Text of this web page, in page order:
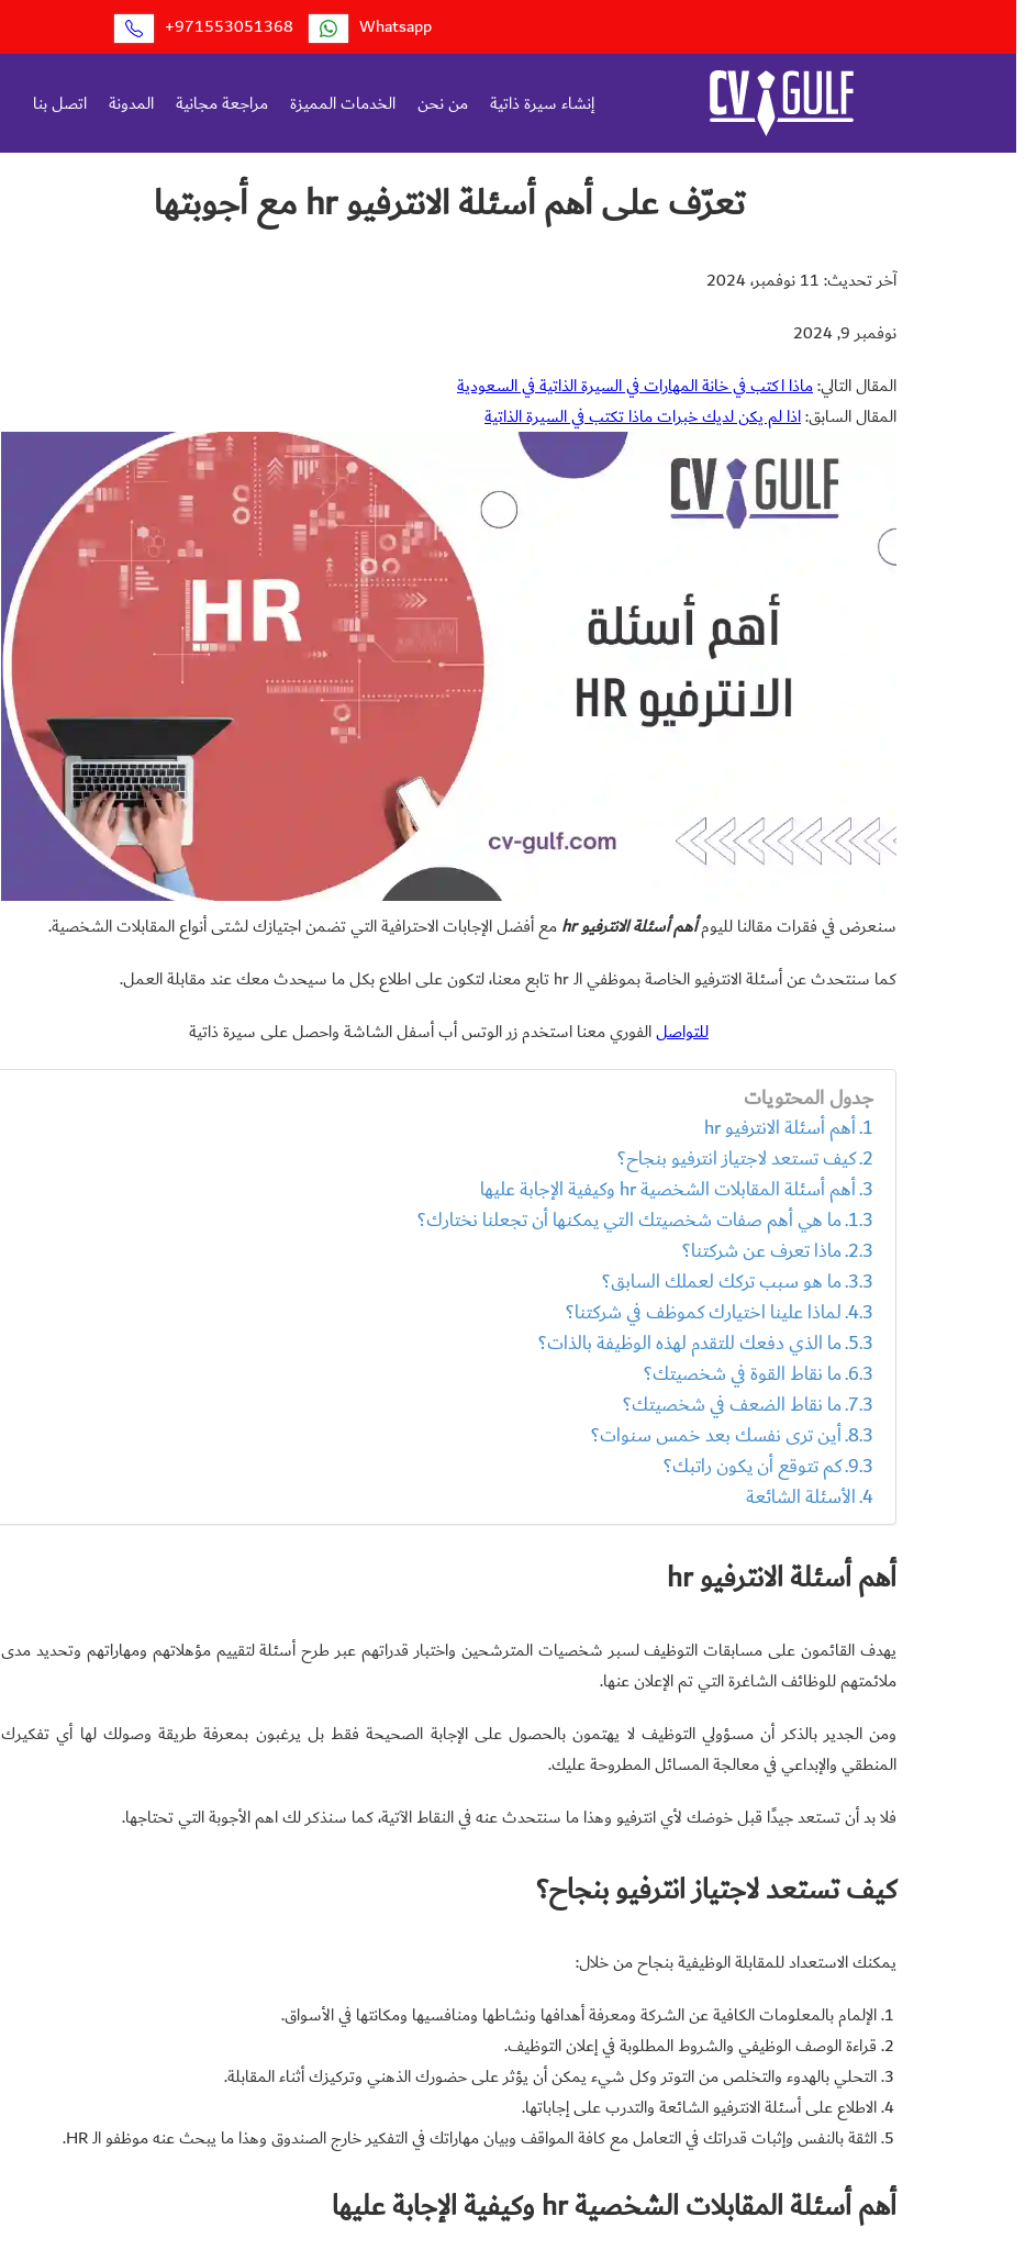
+971553051368 Whatsapp
إنشاء سيرة ذاتية من نحن الخدمات المميزة مراجعة مجانية المدونة اتصل بنا
تعرّف على أهم أسئلة الانترفيو hr مع أجوبتها
آخر تحديث: 11 نوفمبر، 2024
نوفمبر 9, 2024
المقال التالي:ماذا اكتب في خانة المهارات في السيرة الذاتية في السعودية
المقال السابق:اذا لم يكن لديك خبرات ماذا تكتب في السيرة الذاتية
سنعرض في فقرات مقالنا لليومأهم أسئلة الانترفيو hr
مع أفضل الإجابات الاحترافية التي تضمن اجتيازك لشتى أنواع المقابلات الشخصية.
كما سنتحدث عن أسئلة الانترفيو الخاصة بموظفي الـ hr تابع معنا، لتكون على اطلاع بكل ما سيحدث معك عند مقابلة العمل.
للتواصلالفوري معنا استخدم زر الوتس أب أسفل الشاشة واحصل على سيرة ذاتية
جدول المحتويات
أهم أسئلة الانترفيو hr
كيف تستعد لاجتياز انترفيو بنجاح؟
أهم أسئلة المقابلات الشخصية hr وكيفية الإجابة عليها
ما هي أهم صفات شخصيتك التي يمكنها أن تجعلنا نختارك؟
ماذا تعرف عن شركتنا؟
ما هو سبب تركك لعملك السابق؟
لماذا علينا اختيارك كموظف في شركتنا؟
ما الذي دفعك للتقدم لهذه الوظيفة بالذات؟
ما نقاط القوة في شخصيتك؟
ما نقاط الضعف في شخصيتك؟
أين ترى نفسك بعد خمس سنوات؟
كم تتوقع أن يكون راتبك؟
الأسئلة الشائعة
أهم أسئلة الانترفيو hr
يهدف القائمون على مسابقات التوظيف لسبر شخصيات المترشحين واختبار قدراتهم عبر طرح أسئلة لتقييم مؤهلاتهم ومهاراتهم وتحديد مدى
ملائمتهم للوظائف الشاغرة التي تم الإعلان عنها.
ومن الجدير بالذكر أن مسؤولي التوظيف لا يهتمون بالحصول على الإجابة الصحيحة فقط بل يرغبون بمعرفة طريقة وصولك لها أي تفكيرك
المنطقي والإبداعي في معالجة المسائل المطروحة عليك.
فلا بد أن تستعد جيدًا قبل خوضك لأي انترفيو وهذا ما سنتحدث عنه في النقاط الآتية، كما سنذكر لك اهم الأجوبة التي تحتاجها.
كيف تستعد لاجتياز انترفيو بنجاح؟
يمكنك الاستعداد للمقابلة الوظيفية بنجاح من خلال:
الإلمام بالمعلومات الكافية عن الشركة ومعرفة أهدافها ونشاطها ومنافسيها ومكانتها في الأسواق.
قراءة الوصف الوظيفي والشروط المطلوبة في إعلان التوظيف.
التحلي بالهدوء والتخلص من التوتر وكل شيء يمكن أن يؤثر على حضورك الذهني وتركيزك أثناء المقابلة.
الاطلاع على أسئلة الانترفيو الشائعة والتدرب على إجاباتها.
الثقة بالنفس وإثبات قدراتك في التعامل مع كافة المواقف وبيان مهاراتك في التفكير خارج الصندوق وهذا ما يبحث عنه موظفو الـ HR.
أهم أسئلة المقابلات الشخصية hr وكيفية الإجابة عليها